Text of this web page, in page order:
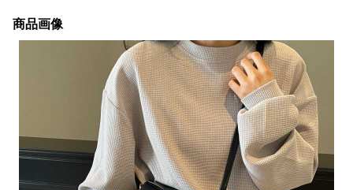
商品画像